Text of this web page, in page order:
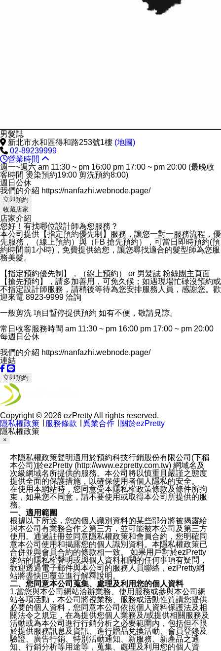
男髮誌
新北市永和區得和路253號1樓 (地圖)
02-89239999
營業時間
週一~週六 am 11:30 ~ pm 16:00 pm 17:00 ~ pm 20:00 (最晚收
客時間 燙染預約19:00 剪洗預約8:00)
週日公休
我們的介紹 https://nanfazhi.webnode.page/
立即預約
收藏店家
店家介紹
您好！有找哪位設計師為您服務？
本公司提供【指定預約優先制】服務，讓您一對一服務流程，優
先服務，（線上預約）與（FB 搶先預約），可當日即時預約(預
約時間前1小時)，免費提供給您，讓您尋找適合的髮型師為您服
務美髮。
【指定預約優先制】，（線上預約） or 男髪誌 粉絲團主頁面
【搶先預约】，請多加善用，可免久候；如遇現場忙碌沒預約或
不指定設計師服務，請稍後等待為您安排服務人員，感謝您。歡
迎來電 8923-9999 洽詢
一般剪洗 項目暫停提供預約 如有不便，敬請見諒。
常日收客服務時間 am 11:30 ~ pm 16:00 pm 17:00 ~ pm 20:00
每週日公休
我們的介紹 https://nanfazhi.webnode.page/
連結
立即預約
Copyright © 2026 ezPretty All rights reserved.
隱私權政策
服務條款 異業合作
關於ezPretty
隱私權政策
×
本隱私權政策聲明適用於預約科技行銷股份有限公司(下稱
本公司)於ezPretty (http://www.ezpretty.com.tw) 網域名及
次級網域名所提供的服務。本公司將以慎重且嚴謹之態度
提供全面的保護措施，以確保使用者個人隱私的安全。
在使用本網站時，您同意受本隱私權政策條款及條件所拘
束，如果您不同意，請不要使用或取得本公司所提供的服
務。
一、適用範圍
根據以下所述，您的個人識別資料的某些部分將被揭露給
與本公司有業務合作之第三方，並可能被本公司及第三方
使用。通過註冊並同意隱私權政策和會員合約，您明確同
意本公司使用和揭露您的個人識別資料。本隱私權政策已
合併並與會員合約的條款相一致。 如果用戶對於ezPretty
網站的隱私權聲明或與個人資料相關的任何事項有疑問，
歡迎透過電子郵件與本公司的服務人員聯絡，ezPretty網
站將盡快回覆並進行解釋說明。
二、您同意本公司蒐集、處理及利用您的個人資料
1.當您與本公司網站洽辦業務、使用服務或參與本公司網
站各項活動，本公司將視業務、服務或活動性質請您提供
必要的個人資料，您同意本公司依照個人資料保護法及相
關法令之規定，在為提供您個人業務及/或提供相關服務及
活動或為本公司進行行銷分析之必要範圍內，包括但不限
於提供服務訊息及資訊、進行贈品兌換活動、會員登錄及
驗證、廣告行銷、特別活動通知、新服務、新產品之通
知、行銷分析等用途等，蒐集、處理及利用您的個人資